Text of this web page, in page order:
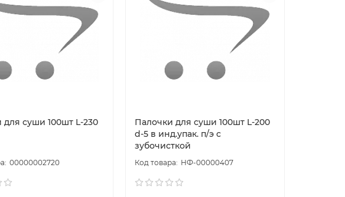
для суши 100шт L-230
00000002720
Палочки для суши 100шт L-200
d-5 в инд.упак. п/э с
зубочисткой
НФ-00000407